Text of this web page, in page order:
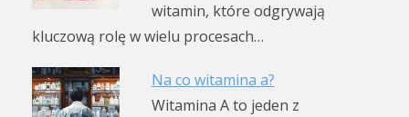
witamin, które odgrywają
kluczową rolę w wielu procesach…
Na co witamina a?
Witamina A to jeden z